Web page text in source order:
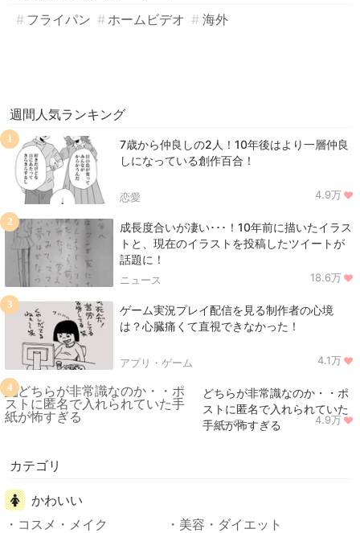
フライパン
ホームビデオ 海外
週間人気ランキング
7歳から仲良しの2人！10年後はより一層仲良
しになっている創作百合！
恋愛 4.9万
1
成長度合いが凄い･･･！10年前に描いたイラス
トと、現在のイラストを投稿したツイートが
話題に！
ニュース 18.6万
2
ゲーム実況プレイ配信を見る制作者の心境
は？心臓痛くて直視できなかった！
アプリ・ゲーム 4.1万
3
どちらが非常識なのか・・ポ
ストに匿名で入れられていた
手紙が怖すぎる
ニュース 4.9万
4
カテゴリ
かわいい
コスメ・メイク
美容・ダイエット